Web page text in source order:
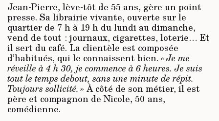
Jean-Pierre, lève-tôt de 55 ans, gère un point
presse. Sa librairie vivante, ouverte sur le
quartier de 7 h à 19 h du lundi au dimanche,
vend de tout : journaux, cigarettes, loterie… Et
il sert du café. La clientèle est composée
d’habitués, qui le connaissent bien. « Je me
réveille à 4 h 30, je commence à 6 heures. Je suis
tout le temps debout, sans une minute de répit.
Toujours sollicité. » À côté de son métier, il est
père et compagnon de Nicole, 50 ans,
comédienne.